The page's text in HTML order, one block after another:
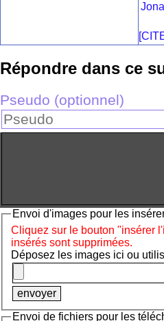
Répondre dans ce
Pseudo (optionnel)
Envoi d'images pour les
Cliquez sur le bouton "insérer
insérés sont supprimées.
Déposez les images ici ou
Envoi de fichiers pour les